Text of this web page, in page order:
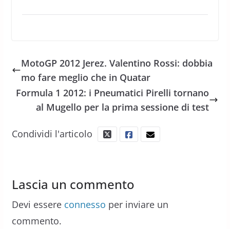
MotoGP 2012 Jerez. Valentino Rossi: dobbia
mo fare meglio che in Quatar
Formula 1 2012: i Pneumatici Pirelli tornano
al Mugello per la prima sessione di test
Condividi l'articolo
Lascia un commento
Devi essere connesso per inviare un
commento.